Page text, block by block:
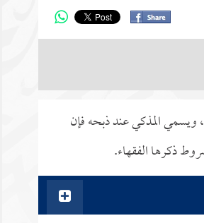
ويسمي المذكي عند ذبحه فإن
ذكرها الفقهاء.